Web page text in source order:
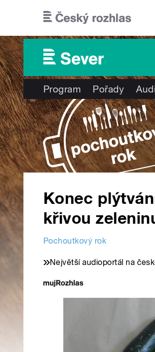
Program Pořady
Konec
křivou
Pochoutkový rok
Největší audioportál na